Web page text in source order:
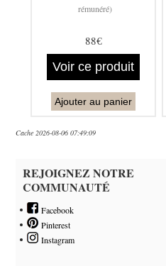
rémunéré)
88€
Voir ce produit
Ajouter au panier
Cache 2026-08-06 07:49:09
REJOIGNEZ NOTRE
COMMUNAUTÉ
Facebook
Pinterest
Instagram